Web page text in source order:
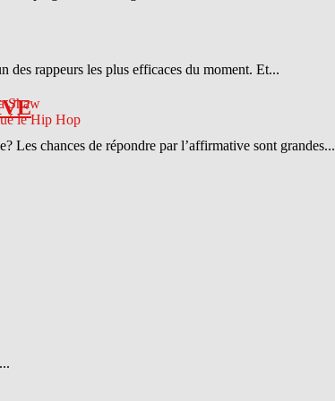
des rappeurs les plus efficaces du moment. Et...
Les chances de répondre par l’affirmative sont